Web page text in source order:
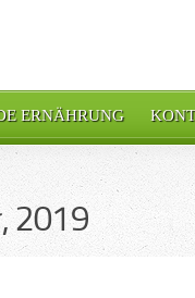
ERNÄHRUNG
2019